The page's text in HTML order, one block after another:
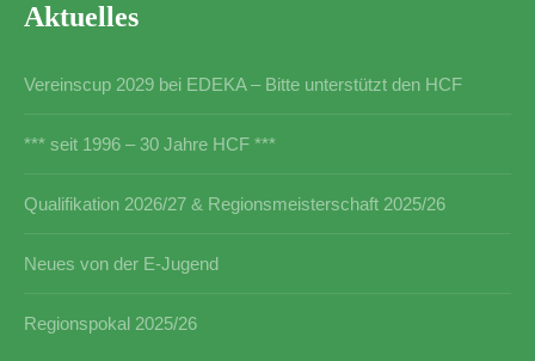
Aktuelles
Vereinscup 2029 bei EDEKA – Bitte unterstützt den HCF
*** seit 1996 – 30 Jahre HCF ***
Qualifikation 2026/27 & Regionsmeisterschaft 2025/26
Neues von der E-Jugend
Regionspokal 2025/26